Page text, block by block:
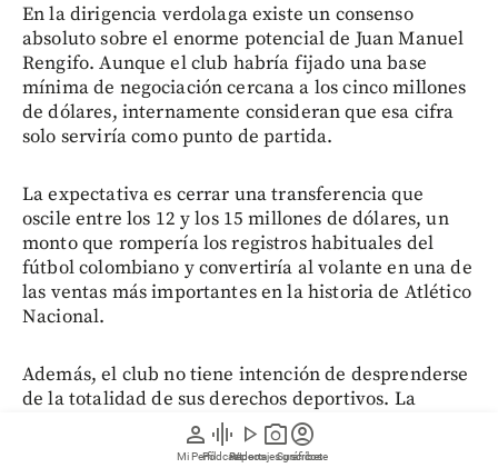
person
Mi Perfil
graphic_eq
Pódcast
play_arrow
Videos
photo_camera
Reportajes gráficos
account_circle
Suscríbete
En la dirigencia verdolaga existe un consenso
absoluto sobre el enorme potencial de Juan Manuel
Rengifo. Aunque el club habría fijado una base
mínima de negociación cercana a los cinco millones
de dólares, internamente consideran que esa cifra
solo serviría como punto de partida.
La expectativa es cerrar una transferencia que
oscile entre los 12 y los 15 millones de dólares, un
monto que rompería los registros habituales del
fútbol colombiano y convertiría al volante en una de
las ventas más importantes en la historia de Atlético
Nacional.
Además, el club no tiene intención de desprenderse
de la totalidad de sus derechos deportivos. La
estrategia es conservar aproximadamente el 20 %
de una futura venta para beneficiarse de una